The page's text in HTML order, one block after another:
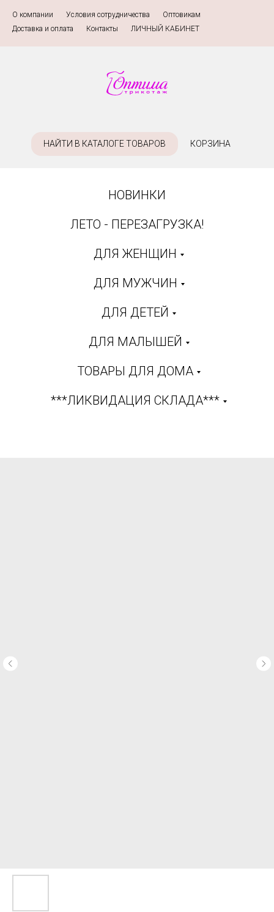
О компании Условия сотрудничества Оптовикам
Доставка и оплата
Контакты ЛИЧНЫЙ КАБИНЕТ
НАЙТИ В КАТАЛОГЕ ТОВАРОВ КОРЗИНА
НОВИНКИ
ЛЕТО - ПЕРЕЗАГРУЗКА!
ДЛЯ ЖЕНЩИН
ДЛЯ МУЖЧИН
ДЛЯ ДЕТЕЙ
ДЛЯ МАЛЫШЕЙ
ТОВАРЫ ДЛЯ ДОМА
***ЛИКВИДАЦИЯ СКЛАДА***